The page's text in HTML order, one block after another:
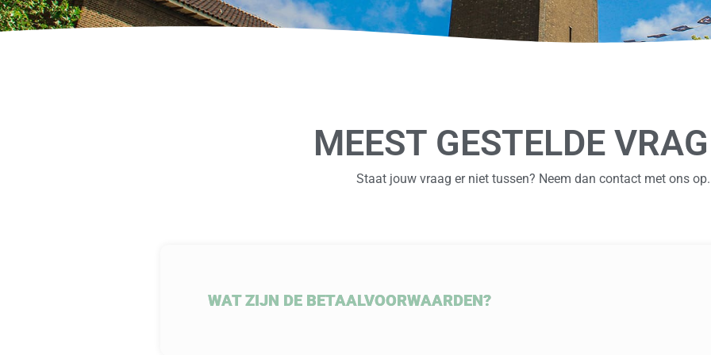
MEEST GESTELDE
Staat jouw vraag er niet tussen? Neem dan contact met ons op.
WAT ZIJN DE BETAALVOORWAARDEN?